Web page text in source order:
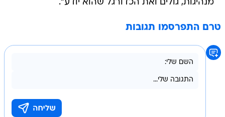
מנהיגות, גולים ואת הכדורגל שהוא יודע".
טרם התפרסמו תגובות